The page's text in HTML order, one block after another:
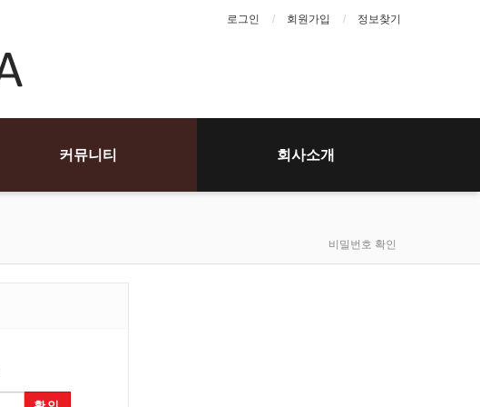
로그인 회원가입 정보찾기
커뮤니티 회사소개
비밀번호 확인